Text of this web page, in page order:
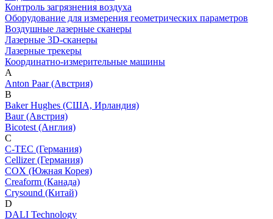
Контроль загрязнения воздуха
Оборудование для измерения геометрических параметров
Воздушные лазерные сканеры
Лазерные 3D-сканеры
Лазерные трекеры
Координатно-измерительные машины
A
Anton Paar (Австрия)
B
Baker Hughes (США, Ирландия)
Baur (Австрия)
Bicotest (Англия)
C
C-TEC (Германия)
Cellizer (Германия)
COX (Южная Корея)
Creaform (Канада)
Crysound (Китай)
D
DALI Technology